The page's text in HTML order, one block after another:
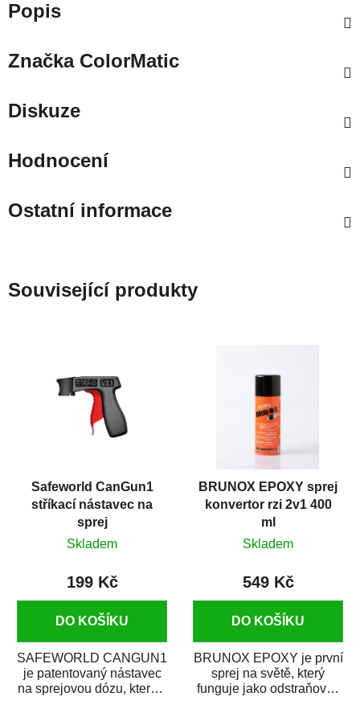
Popis
ZnačkaColorMatic
Diskuze
Hodnocení
Ostatní informace
Související produkty
Safeworld CanGun1
stříkací nástavec na
sprej
Skladem
199 Kč
DO KOŠÍKU
SAFEWORLD CANGUN1
je patentovaný nástavec
na sprejovou dózu, který ji
BRUNOX EPOXY sprej
konvertor rzi 2v1 400
ml
Skladem
549 Kč
DO KOŠÍKU
BRUNOX EPOXY je první
sprej na světě, který
funguje jako odstraňovač